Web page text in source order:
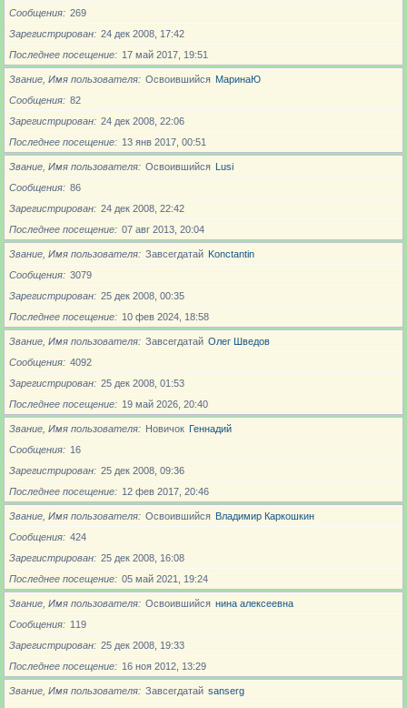
Сообщения
269
Зарегистрирован
24 дек 2008, 17:42
Последнее посещение
17 май 2017, 19:51
Звание, Имя пользователя Освоившийся МаринаЮ
Сообщения
82
Зарегистрирован
24 дек 2008, 22:06
Последнее посещение
13 янв 2017, 00:51
Звание, Имя пользователя Освоившийся Lusi
Сообщения
86
Зарегистрирован
24 дек 2008, 22:42
Последнее посещение
07 авг 2013, 20:04
Звание, Имя пользователя Завсегдатай Konctantin
Сообщения
3079
Зарегистрирован
25 дек 2008, 00:35
Последнее посещение
10 фев 2024, 18:58
Звание, Имя пользователя Завсегдатай Олег Шведов
Сообщения
4092
Зарегистрирован
25 дек 2008, 01:53
Последнее посещение
19 май 2026, 20:40
Звание, Имя пользователя Новичoк Геннадий
Сообщения
16
Зарегистрирован
25 дек 2008, 09:36
Последнее посещение
12 фев 2017, 20:46
Звание, Имя пользователя Освоившийся Владимир Каркошкин
Сообщения
424
Зарегистрирован
25 дек 2008, 16:08
Последнее посещение
05 май 2021, 19:24
Звание, Имя пользователя Освоившийся нина алексеевна
Сообщения
119
Зарегистрирован
25 дек 2008, 19:33
Последнее посещение
16 ноя 2012, 13:29
Звание, Имя пользователя Завсегдатай sanserg